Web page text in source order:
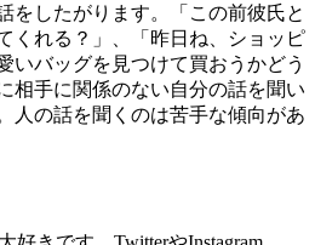
をしたがります。「この前彼氏と
くれる？」、「昨日ね、ショッピ
いバッグを見つけて買おうかどう
相手に関係のない自分の話を聞い
人の話を聞くのは苦手な傾向があ